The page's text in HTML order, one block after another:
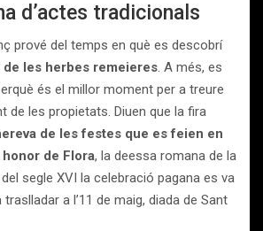
d’actes tradicionals
prové del temps en què es descobrí
les herbes remeieres. A més, es
és el millor moment per a treure
de les propietats. Diuen que la fira
de les festes que es feien en
de Flora, la deessa romana de la
segle XVI la celebració pagana es va
a l’11 de maig, diada de Sant